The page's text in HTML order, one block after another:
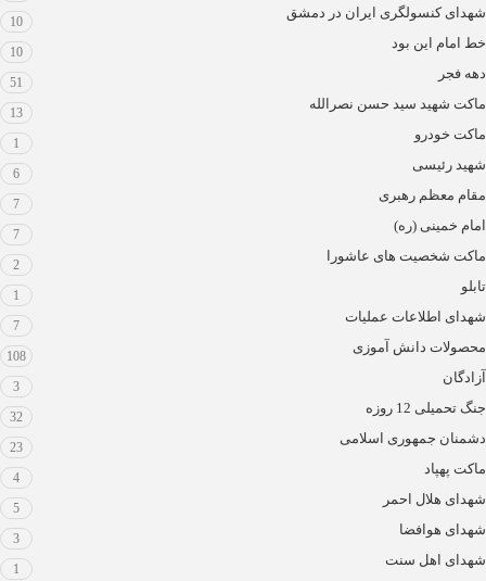
شهدای کنسولگری ایران در دمشق
10
خط امام این بود
10
دهه فجر
51
ماکت شهید سید حسن نصرالله
13
ماکت خودرو
1
شهید رئیسی
6
مقام معظم رهبری
7
امام خمینی (ره)
7
ماکت شخصیت های عاشورا
2
تابلو
1
شهدای اطلاعات عملیات
7
محصولات دانش آموزی
108
آزادگان
3
جنگ تحمیلی 12 روزه
32
دشمنان جمهوری اسلامی
23
ماکت پهپاد
4
شهدای هلال احمر
5
شهدای هوافضا
3
شهدای اهل سنت
1